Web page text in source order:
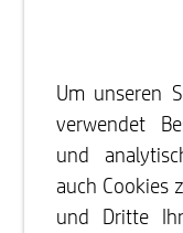
Um unseren
verwendet
und
auch Cookies
und Dritte